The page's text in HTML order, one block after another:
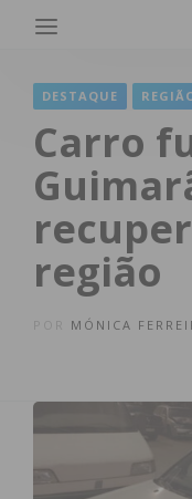
DESTAQUE
Carro
região
MÓNICA